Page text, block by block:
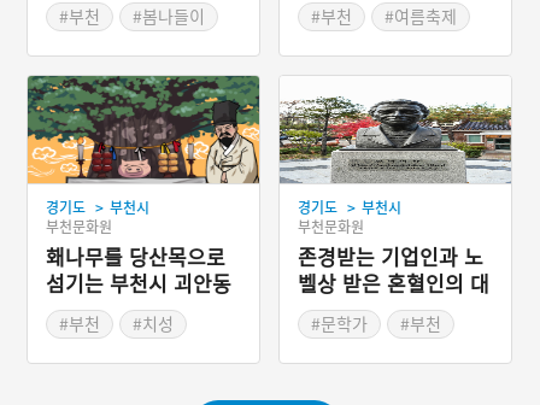
#부천
#봄나들이
#부천
#여름축제
#경기도축제
경기도 > 부천시
부천문화원
홰나무를 당산목으로
섬기는 부천시 괴안동
#부천
#치성
경기도 > 부천시
부천문화원
존경받는 기업인과 노
벨상 받은 혼혈인의 대
모 – 부천 펄벅기념관
#문학가
#부천